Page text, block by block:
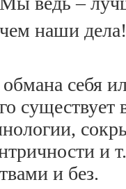
чем наши дела!
себя
и
и без.